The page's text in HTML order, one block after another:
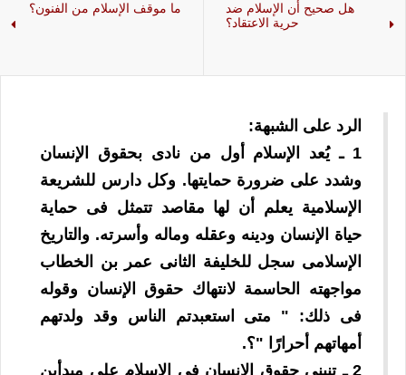
هل صحيح أن الإسلام ضد
حرية الاعتقاد؟
ما موقف الإسلام من الفنون؟
الرد على الشبهة:
1 ـ يُعد الإسلام أول من نادى بحقوق الإنسان
وشدد على ضرورة حمايتها. وكل دارس للشريعة
الإسلامية يعلم أن لها مقاصد تتمثل فى حماية
حياة الإنسان ودينه وعقله وماله وأسرته. والتاريخ
الإسلامى سجل للخليفة الثانى عمر بن الخطاب
مواجهته الحاسمة لانتهاك حقوق الإنسان وقوله
فى ذلك: " متى استعبدتم الناس وقد ولدتهم
أمهاتهم أحرارًا "؟.
2 ـ تنبنى حقوق الإنسان فى الإسلام على مبدأين